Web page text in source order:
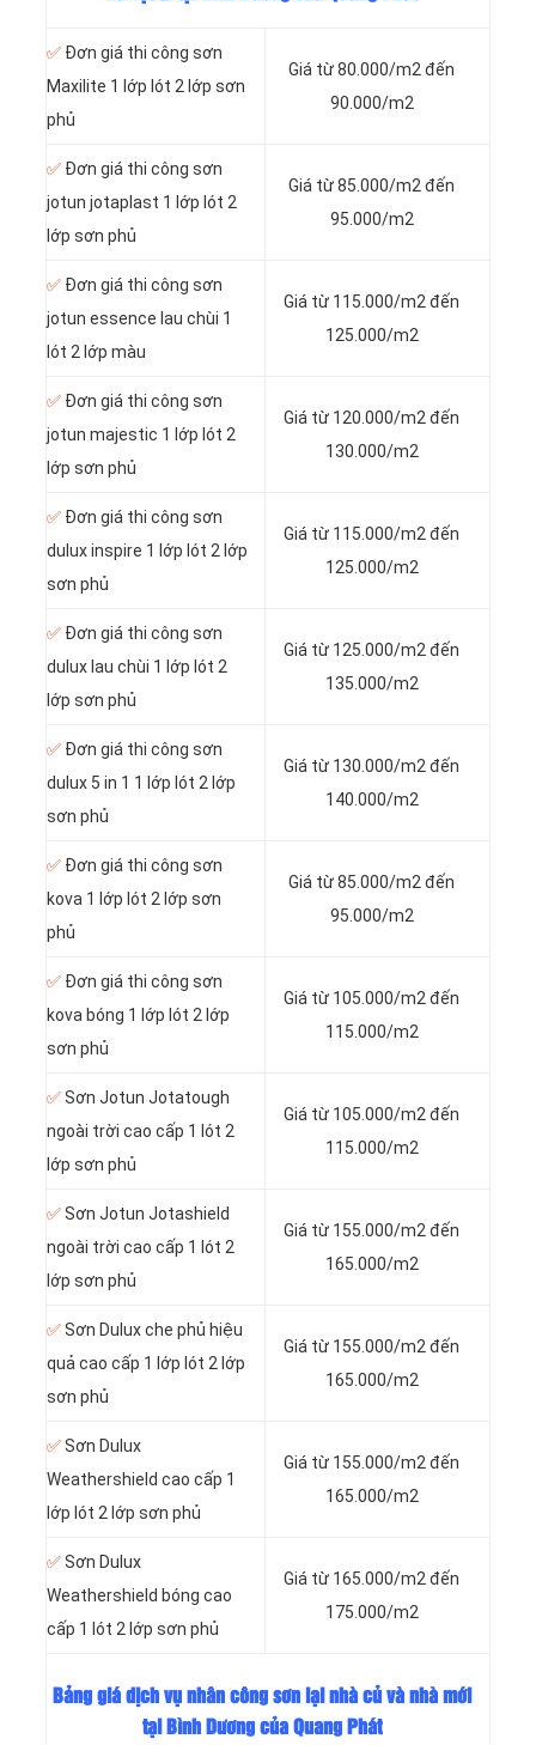
✅ Đơn giá thi công sơn
Maxilite 1 lớp lót 2 lớp sơn
phủ
Giá từ 80.000/m2 đến
90.000/m2
✅ Đơn giá thi công sơn
jotun jotaplast 1 lớp lót 2
lớp sơn phủ
Giá từ 85.000/m2 đến
95.000/m2
✅ Đơn giá thi công sơn
jotun essence lau chùi 1
lót 2 lớp màu
Giá từ 115.000/m2 đến
125.000/m2
✅ Đơn giá thi công sơn
jotun majestic 1 lớp lót 2
lớp sơn phủ
Giá từ 120.000/m2 đến
130.000/m2
✅ Đơn giá thi công sơn
dulux inspire 1 lớp lót 2 lớp
sơn phủ
Giá từ 115.000/m2 đến
125.000/m2
✅ Đơn giá thi công sơn
dulux lau chùi 1 lớp lót 2
lớp sơn phủ
Giá từ 125.000/m2 đến
135.000/m2
✅ Đơn giá thi công sơn
dulux 5 in 1 1 lớp lót 2 lớp
sơn phủ
Giá từ 130.000/m2 đến
140.000/m2
✅ Đơn giá thi công sơn
kova 1 lớp lót 2 lớp sơn
phủ
Giá từ 85.000/m2 đến
95.000/m2
✅ Đơn giá thi công sơn
kova bóng 1 lớp lót 2 lớp
sơn phủ
Giá từ 105.000/m2 đến
115.000/m2
✅Sơn Jotun Jotatough
ngoài trời cao cấp 1 lót 2
lớp sơn phủ
Giá từ 105.000/m2 đến
115.000/m2
✅Sơn Jotun Jotashield
ngoài trời cao cấp 1 lót 2
lớp sơn phủ
Giá từ 155.000/m2 đến
165.000/m2
✅Sơn Dulux che phủ hiệu
quả cao cấp 1 lớp lót 2 lớp
sơn phủ
Giá từ 155.000/m2 đến
165.000/m2
✅Sơn Dulux
Weathershield cao cấp 1
lớp lót 2 lớp sơn phủ
Giá từ 155.000/m2 đến
165.000/m2
✅Sơn Dulux
Weathershield bóng cao
cấp 1 lót 2 lớp sơn phủ
Giá từ 165.000/m2 đến
175.000/m2
Bảng giá dịch vụ nhân công sơn lại nhà củ và nhà mới
tại Bình Dương của Quang Phát